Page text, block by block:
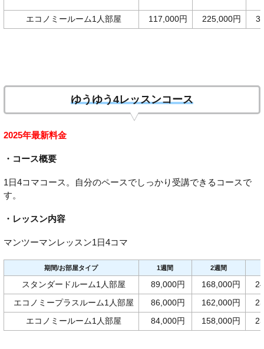
エコノミールーム1人部屋 117,000円 225,000円
ゆうゆう4レッスンコース
2025年最新料金
・コース概要
1日4コマコース。自分のペースでしっかり受講できるコースで
す。
・レッスン内容
マンツーマンレッスン1日4コマ
期間/お部屋タイプ 1週間 2週間
スタンダードルーム1人部屋 89,000円 168,000円
エコノミープラスルーム1人部屋 86,000円 162,000円
エコノミールーム1人部屋 84,000円 158,000円